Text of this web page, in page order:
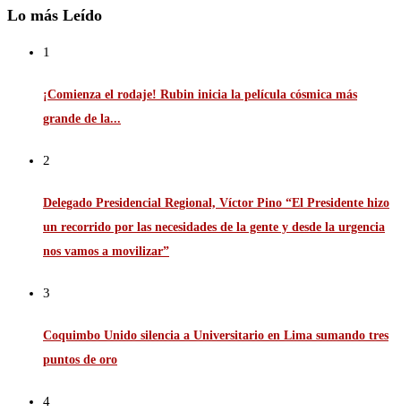
Lo más Leído
1
¡Comienza el rodaje! Rubin inicia la película cósmica más
grande de la...
2
Delegado Presidencial Regional, Víctor Pino “El Presidente hizo
un recorrido por las necesidades de la gente y desde la urgencia
nos vamos a movilizar”
3
Coquimbo Unido silencia a Universitario en Lima sumando tres
puntos de oro
4